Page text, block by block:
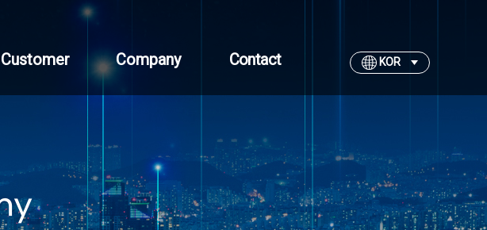
KOR
Customer Company Contact